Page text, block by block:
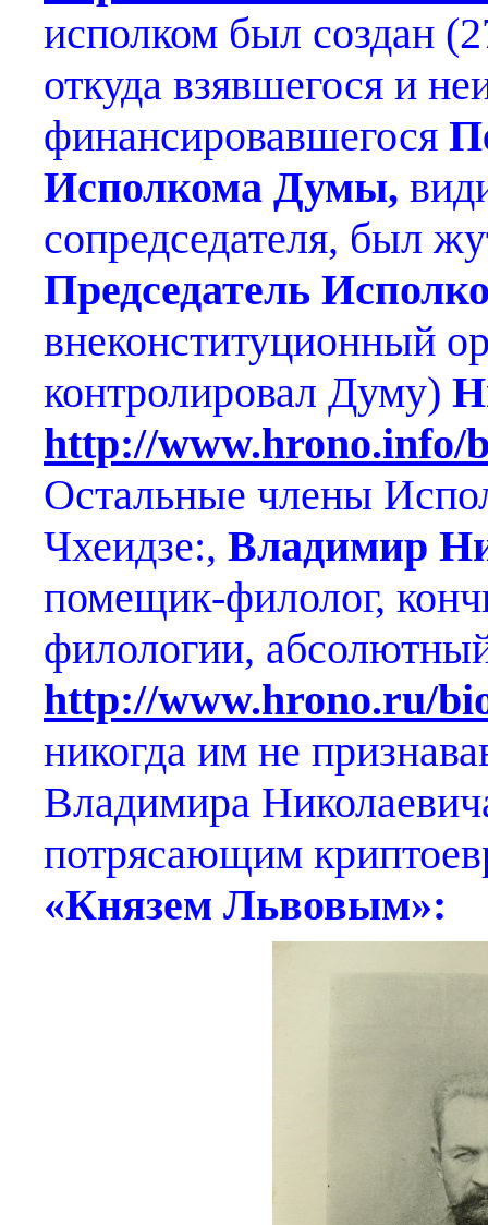
исполком был создан
откуда взявшегося и
финансировавшегося
Исполкома Думы,
сопредседателя, был
Председатель
внеконституционный
контролировал Думу)
http://www.hrono.info/
Остальные члены
Чхеидзе:, Владимир
помещик-филолог,
филологии,
http://www.hrono.ru/
никогда им не
Владимира
потрясающим
«Князем Львовым»: